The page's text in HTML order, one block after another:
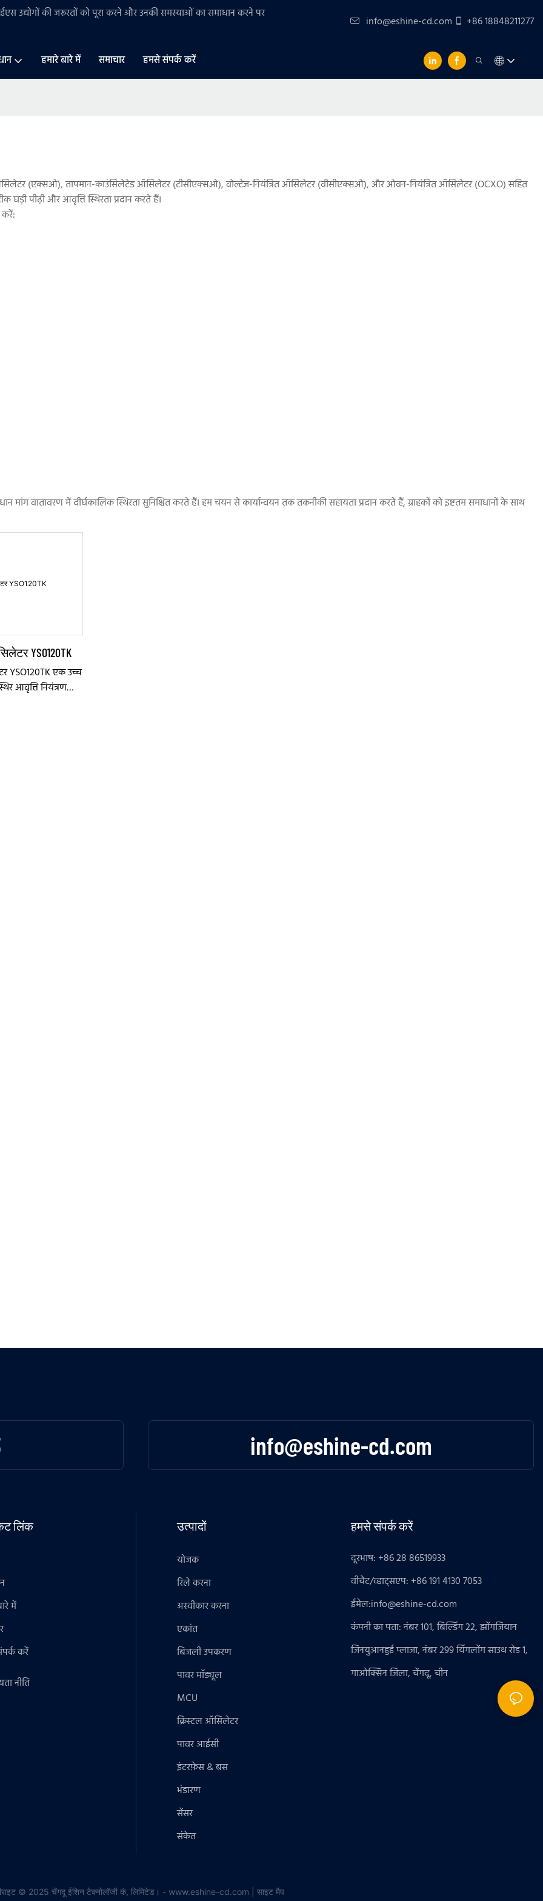
उद्योगों कीजरूरतों को पूरा करने और उनकी समस्याओं का समाधान करने पर
info@eshine-cd.com +86 18848211277
हमारे बारे में समाचार हमसे संपर्क करें
(एक्सओ), तापमान-काउंसिलेटेड ऑसिलेटर (टीसीएक्सओ), वोल्टेज-नियंत्रित ऑसिलेटर (वीसीएक्सओ), और ओवन-नियंत्रित ऑसिलेटर (OCXO) सहित
घड़ी पीढ़ी और आवृत्ति स्थिरता प्रदान करते हैं।
करें:
मांग वातावरण में दीर्घकालिक स्थिरता सुनिश्चित करते हैं। हम चयन से कार्यान्वयन तक तकनीकी सहायता प्रदान करते हैं, ग्राहकों को इष्टतम समाधानों के साथ
YSO120TK
YSO120TK एक उच्च
आवृत्ति नियंत्रण
info@eshine-cd.com
लिंक
में
करें
नीति
उत्पादों
योजक
रिले करना
अस्वीकार करना
एकांत
बिजली उपकरण
पावर मॉड्यूल
MCU
क्रिस्टल ऑसिलेटर
पावर आईसी
इंटरफ़ेस & बस
भंडारण
सेंसर
संकेत
हमसे संपर्क करें
दूरभाष: +86 28 86519933
वीचैट/व्हाट्सएप: +86 191 4130 7053
ईमेल:info@eshine-cd.com
कंपनी का पता: नंबर 101, बिल्डिंग 22, झोंगजियान
जिनयुआनहुई प्लाजा, नंबर 299 यिंगलोंग साउथ रोड 1,
गाओक्सिन जिला, चेंगदू, चीन
© 2025 चेंगदू ईशिन टेक्नोलॉजी कं, लिमिटेड। - www.eshine-cd.com | साइट मैप